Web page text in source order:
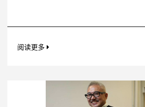
阅读更多